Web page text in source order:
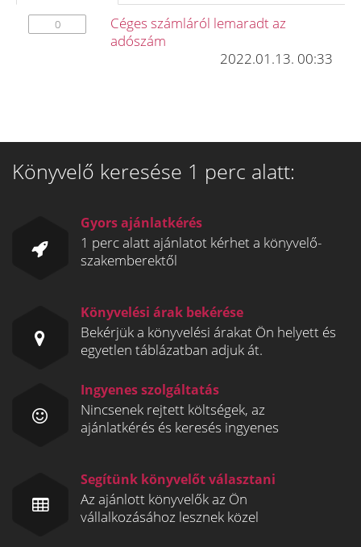
0
Céges számláról lemaradt az
adószám
2022.01.13. 00:33
Könyvelő keresése 1 perc alatt:
Gyors ajánlatkérés
1 perc alatt ajánlatot kérhet a könyvelő-
szakemberektől
Könyvelési árak bekérése
Bekérjük a könyvelési árakat Ön helyett és
egyetlen táblázatban adjuk át.
Ingyenes szolgáltatás
Nincsenek rejtett költségek, az
ajánlatkérés és keresés ingyenes
Segítünk könyvelőt választani
Az ajánlott könyvelők az Ön
vállalkozásához lesznek közel